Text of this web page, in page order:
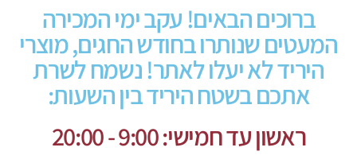
ברוכים הבאים! עקב ימי המכירה
המעטים שנותרו בחודש החגים, מוצרי
היריד לא יעלו לאתר! נשמח לשרת
אתכם בשטח היריד בין השעות:
ראשון עד חמישי: 9:00 - 20:00